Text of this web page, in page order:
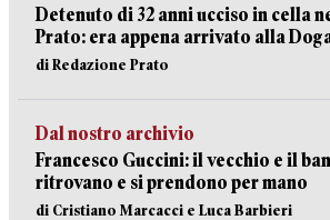
Detenuto di 32 anni ucciso in cella
Prato: era appena arrivato alla
di Redazione Prato
Dal nostro archivio
Francesco Guccini: il vecchio e il
ritrovano e si prendono per mano
di Cristiano Marcacci e Luca Barbieri